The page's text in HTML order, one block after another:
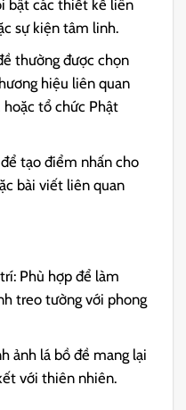
bật các thiết kế liên
sự kiện tâm linh.
thường được chọn
hiệu liên quan
tổ chức Phật
tạo điểm nhấn cho
bài viết liên quan
Phù hợp để làm
treo tường với phong
ảnh lá bồ đề mang lại
với thiên nhiên.